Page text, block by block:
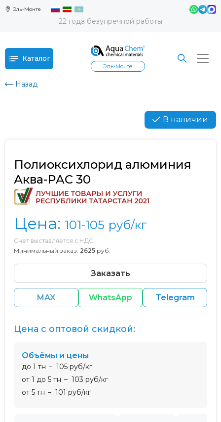
Эль-Монте
22 года безупречной работы
Каталог
Эль-Монте
Назад
В наличии
Полиоксихлорид алюминия
Аква-PAC 30
Цена: 101-105 руб/кг
Счет выставляется с НДС
Минимальный заказ: 2625 руб.
Заказать
MAX WhatsApp Telegram
Цена с оптовой скидкой:
Объёмы и цены
до 1 тн
105 руб/кг
от 1 до 5 тн
103 руб/кг
от 5 тн
101 руб/кг